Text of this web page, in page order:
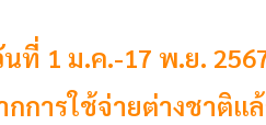
ที่ 1 ม.ค.-17 พ.ย.
การใช้จ่ายต่างชาติแ